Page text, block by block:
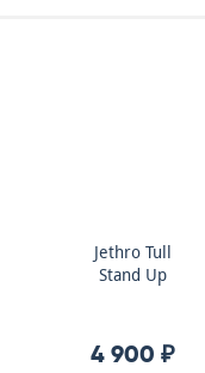
Jethro Tull
Stand Up
4 900 ₽